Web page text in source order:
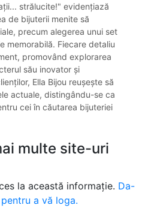
strălucite!" evidențiază
de bijuterii menite să
precum alegerea unui set
memorabilă. Fiecare detaliu
promovând explorarea
său inovator și
Ella Bijou reușește să
actuale, distingându-se ca
cei în căutarea bijuteriei
multe site-uri
la această informație. Da-
a vă loga.